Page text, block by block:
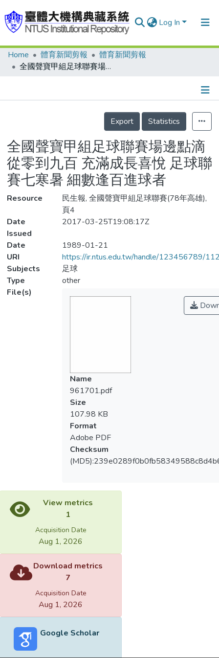
Log In
Communities & Collections
Statistics
Home 體育新聞剪報
體育新聞剪報
全國聲寶甲組足球聯賽場邊點滴 從零到九百 充滿成長喜悅 足球聯賽七寒暑 細數逢百進球者
Details
Export
Statistics
全國聲寶甲組足球聯賽場邊點滴
從零到九百 充滿成長喜悅 足球聯
賽七寒暑 細數逢百進球者
Resource
民生報, 全國聲寶甲組足球聯賽(78年高雄),
頁4
Date
Issued
2017-03-25T19:08:17Z
Date
1989-01-21
URI
https://ir.ntus.edu.tw/handle/123456789/
Subjects
足球
Type
other
File(s)
Name
961701.pdf
Size
107.98 KB
Format
Adobe PDF
Checksum
View metrics
1
Acquisition Date
Aug 1, 2026
Download metrics
7
Acquisition Date
Aug 1, 2026
Google Scholar